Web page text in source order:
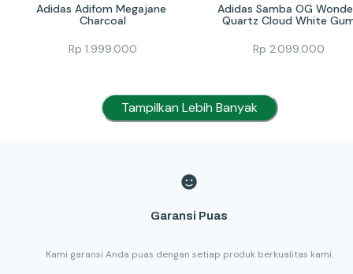
Adidas Adifom Megajane
Charcoal
Rp 1.999.000
Adidas Samba OG
Quartz Cloud White
Rp 2.099.000
Tampilkan Lebih Banyak
Garansi Puas
Kami garansi Anda puas dengan setiap produk berkualitas kami.